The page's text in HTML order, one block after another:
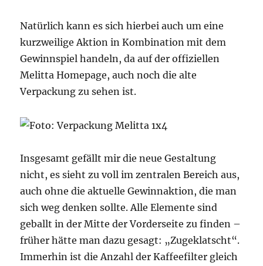
Natürlich kann es sich hierbei auch um eine
kurzweilige Aktion in Kombination mit dem
Gewinnspiel handeln, da auf der offiziellen
Melitta Homepage, auch noch die alte
Verpackung zu sehen ist.
Insgesamt gefällt mir die neue Gestaltung
nicht, es sieht zu voll im zentralen Bereich aus,
auch ohne die aktuelle Gewinnaktion, die man
sich weg denken sollte. Alle Elemente sind
geballt in der Mitte der Vorderseite zu finden –
früher hätte man dazu gesagt: „Zugeklatscht“.
Immerhin ist die Anzahl der Kaffeefilter gleich